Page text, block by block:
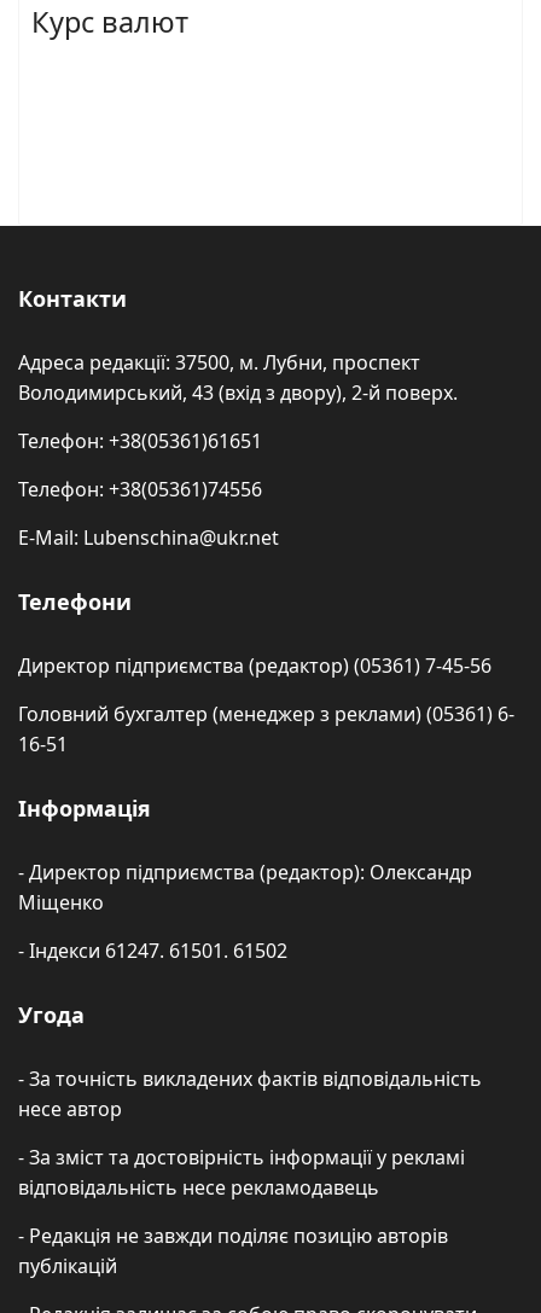
Курс валют
Контакти
Адреса редакції: 37500, м. Лубни, проспект
Володимирський, 43 (вхід з двору), 2-й поверх.
Телефон: +38(05361)61651
Телефон: +38(05361)74556
E-Mail: Lubenschina@ukr.net
Телефони
Директор підприємства (редактор) (05361) 7-45-56
Головний бухгалтер (менеджер з реклами) (05361) 6-
16-51
Інформація
- Директор підприємства (редактор): Олександр
Міщенко
- Індекси 61247. 61501. 61502
Угода
- За точність викладених фактів відповідальність
несе автор
- За зміст та достовірність інформації у рекламі
відповідальність несе рекламодавець
- Редакція не завжди поділяє позицію авторів
публікацій